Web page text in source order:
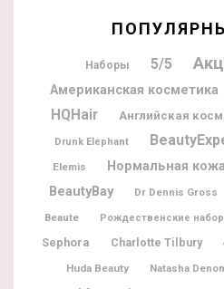
Наборы 5/5
Американская косметика
HQHair Английская
Drunk Elephant
Elemis Нормальная кожа
BeautyBay Dr Dennis Gross
Beaute
Рождественские
Sephora Charlotte Tilbury
Huda Beauty Natasha